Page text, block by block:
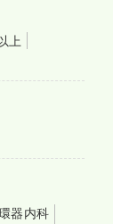
上
器内科